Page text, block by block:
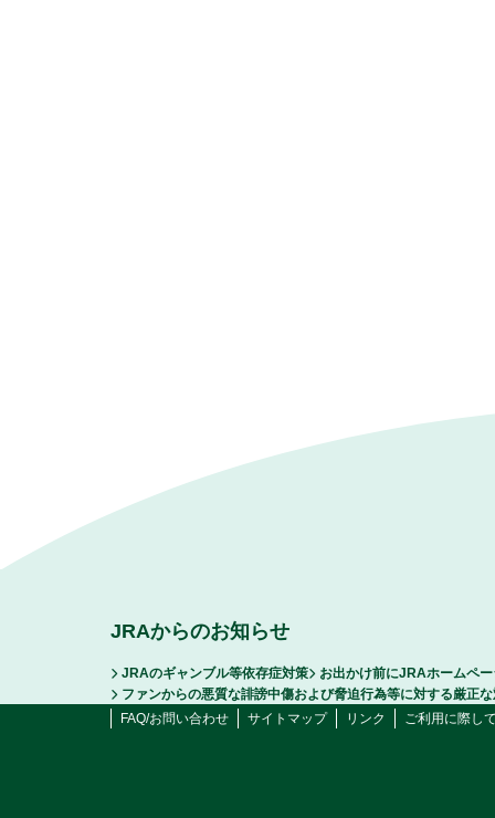
JRAからのお知らせ
JRAのギャンブル等依存症対策
お出かけ前にJRAホームペ
ファンからの悪質な誹謗中傷および脅迫行為等に対する厳正
FAQ/お問い合わせ
サイトマップ リンク ご利用に際し